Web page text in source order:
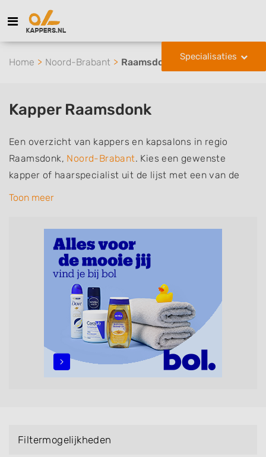
Specialisaties
Home Noord-Brabant Raamsdonk
Kapper Raamsdonk
Een overzicht van kappers en kapsalons in regio
Raamsdonk, Noord-Brabant. Kies een gewenste
kapper of haarspecialist uit de lijst met een van de
volgende specialisaties of aantekeningen: mannen of
zonder afspraak terecht kunt. De vermelde kappers
kunnen uw haren wassen, knippen, föhnen en kleuren,
maar ook helpen met extensions, balyage, invlechten,
opsteken, weave, een keratinebehandeling, een
permanent, een bruidkapsel, make-up & visagie,
epileren, schoonheidsbehandelingen, het trimmen van
een baard en pruiken. U kunt de zoekresultaten
filteren met behulp van de specialisatie filter en u
Toon meer
Filtermogelijkheden